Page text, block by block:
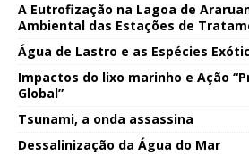
A Eutrofização na Lagoa de
Ambiental das Estações de
Água de Lastro e as Espécies
Impactos do lixo marinho e Ação
Global”
Tsunami, a onda assassina
Dessalinização da Água do Mar